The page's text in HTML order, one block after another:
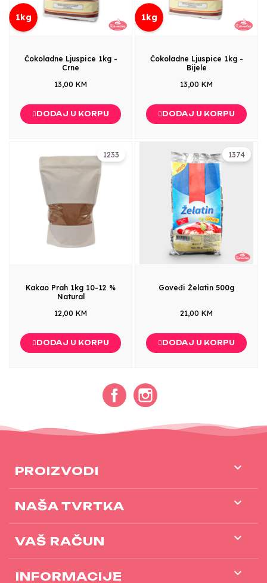
1kg
Čokoladne Ljuspice 1kg -
Crne
13,00 KM
DODAJ U KORPU
1kg
Čokoladne Ljuspice 1kg -
Bijele
13,00 KM
DODAJ U KORPU
1233
Kakao Prah 1kg 10-12 %
Natural
12,00 KM
DODAJ U KORPU
1374
Goveđi Želatin 500g
21,00 KM
DODAJ U KORPU
Facebook
PROIZVODI 
NAŠA TVRTKA 
VAŠ RAČUN 
INFORMACIJE keyboard_arrow_down